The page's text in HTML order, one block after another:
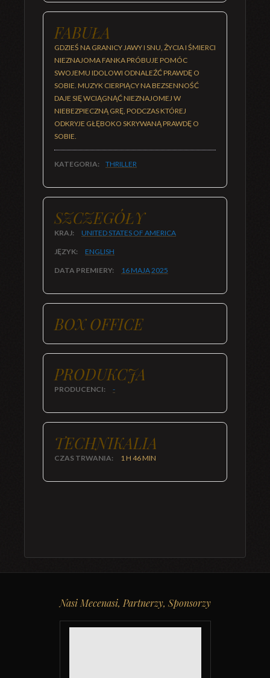
FABUŁA
GDZIEŚ NA GRANICY JAWY I SNU, ŻYCIA I ŚMIERCI
NIEZNAJOMA FANKA PRÓBUJE POMÓC
SWOJEMU IDOLOWI ODNALEŹĆ PRAWDĘ O
SOBIE. MUZYK CIERPIĄCY NA BEZSENNOŚĆ
DAJE SIĘ WCIĄGNĄĆ NIEZNAJOMEJ W
NIEBEZPIECZNĄ GRĘ, PODCZAS KTÓREJ
ODKRYJE GŁĘBOKO SKRYWANĄ PRAWDĘ O
SOBIE.
KATEGORIA: THRILLER
SZCZEGÓŁY
KRAJ: UNITED STATES OF AMERICA
JĘZYK: ENGLISH
DATA PREMIERY: 16 MAJA2025
BOX OFFICE
PRODUKCJA
PRODUCENCI: -
TECHNIKALIA
CZAS TRWANIA: 1 H 46 MIN
Nasi Mecenasi, Partnerzy, Sponsorzy